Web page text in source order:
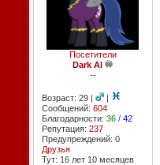
Посетители
Dark Al
--
Возраст: 29 |
|
Сообщений: 604
Благодарности: 36/ 42
Репутация: 237
Предупреждений: 0
Друзья
Тут: 16 лет 10 месяцев